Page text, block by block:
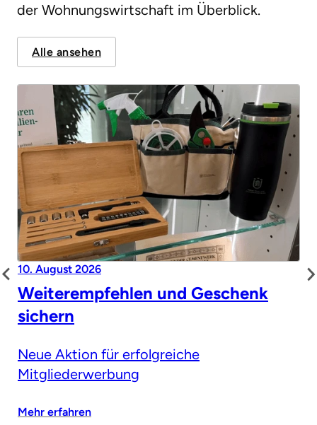
der Wohnungswirtschaft im Überblick.
Alle ansehen
10. August 2026
Weiterempfehlen und Geschenk
sichern
Neue Aktion für erfolgreiche
Mitgliederwerbung
Mehr erfahren